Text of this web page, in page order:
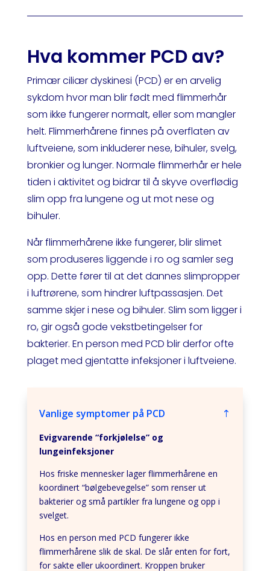
Hva kommer PCD av?
Primær ciliær dyskinesi (PCD) er en arvelig
sykdom hvor man blir født med flimmerhår
som ikke fungerer normalt, eller som mangler
helt. Flimmerhårene finnes på overflaten av
luftveiene, som inkluderer nese, bihuler, svelg,
bronkier og lunger. Normale flimmerhår er hele
tiden i aktivitet og bidrar til å skyve overflødig
slim opp fra lungene og ut mot nese og
bihuler.
Når flimmerhårene ikke fungerer, blir slimet
som produseres liggende i ro og samler seg
opp. Dette fører til at det dannes slimpropper
i luftrørene, som hindrer luftpassasjen. Det
samme skjer i nese og bihuler. Slim som ligger i
ro, gir også gode vekstbetingelser for
bakterier. En person med PCD blir derfor ofte
plaget med gjentatte infeksjoner i luftveiene.
Vanlige symptomer på PCD
Evigvarende “forkjølelse” og
lungeinfeksjoner
Hos friske mennesker lager flimmerhårene en
koordinert “bølgebevegelse” som renser ut
bakterier og små partikler fra lungene og opp i
svelget.
Hos en person med PCD fungerer ikke
flimmerhårene slik de skal. De slår enten for fort,
for sakte eller ukoordinert. Kroppen bruker